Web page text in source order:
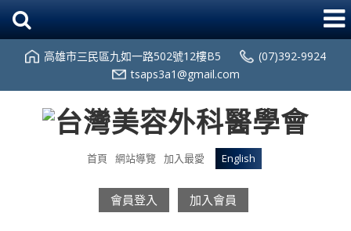
高雄市三民區九如一路502號12樓B5
(07)392-9924
tsaps3a1@gmail.com
首頁 網站導覽 加入最愛 English
會員登入 加入會員